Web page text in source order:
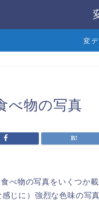
変
べ物の写真
べ物の写真をいくつか
じに）強烈な色味の写